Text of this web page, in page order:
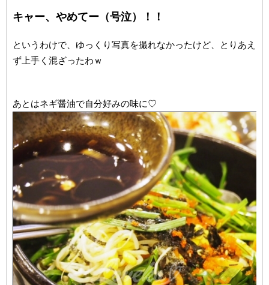
キャー、やめてー（号泣）！！
というわけで、ゆっくり写真を撮れなかったけど、とりあえ
ず上手く混ざったわｗ
あとはネギ醤油で自分好みの味に♡